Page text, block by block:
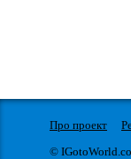
Про проект
©